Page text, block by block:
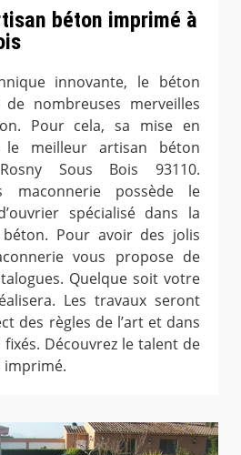
béton imprimé à
innovante, le béton
nombreuses merveilles
Pour cela, sa mise en
le meilleur artisan béton
Sous Bois 93110.
maconnerie possède le
spécialisé dans la
Pour avoir des jolis
vous propose de
Quelque soit votre
Les travaux seront
des règles de l’art et dans
Découvrez le talent de
imprimé.